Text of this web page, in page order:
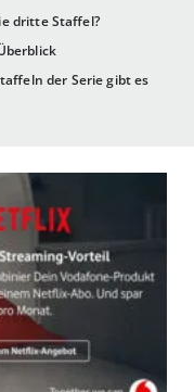
dritte Staffel?
der Serie gibt es